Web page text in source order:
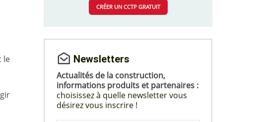
le
CRÉER UN CCTP GRATUIT
Newsletters
Actualités de la construction,
informations produits et partenaires :
choisissez à quelle newsletter vous
désirez vous inscrire !